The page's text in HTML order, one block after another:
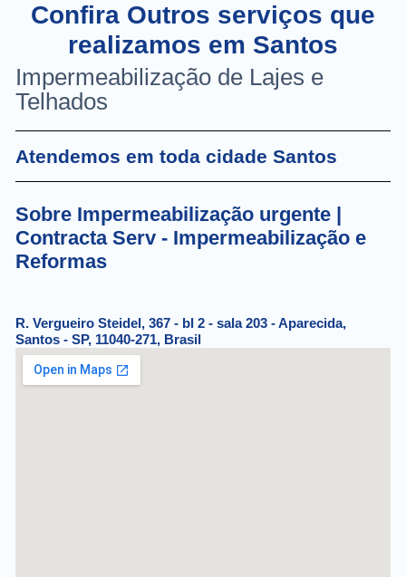
Confira Outros serviços que
realizamos em Santos
Impermeabilização de Lajes e
Telhados
Atendemos em toda cidade Santos
Sobre Impermeabilização urgente |
Contracta Serv - Impermeabilização e
Reformas
R. Vergueiro Steidel, 367 - bl 2 - sala 203 - Aparecida,
Santos - SP, 11040-271, Brasil